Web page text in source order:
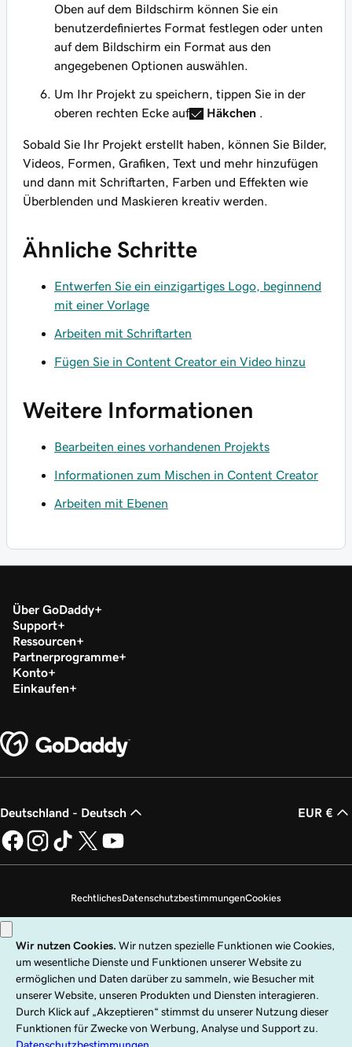
Oben auf dem Bildschirm können Sie ein
benutzerdefiniertes Format festlegen oder unten
auf dem Bildschirm ein Format aus den
angegebenen Optionen auswählen.
Um Ihr Projekt zu speichern, tippen Sie in der
oberen rechten Ecke auf
Häkchen.
Sobald Sie Ihr Projekt erstellt haben, können Sie Bilder,
Videos, Formen, Grafiken, Text und mehr hinzufügen
und dann mit Schriftarten, Farben und Effekten wie
Überblenden und Maskieren kreativ werden.
Ähnliche Schritte
Entwerfen Sie ein einzigartiges Logo, beginnend
mit einer Vorlage
Arbeiten mit Schriftarten
Fügen Sie in Content Creator ein Video hinzu
Weitere Informationen
Bearbeiten eines vorhandenen Projekts
Informationen zum Mischen in Content Creator
Arbeiten mit Ebenen
Über GoDaddy
Support
Ressourcen
Partnerprogramme
Konto
Einkaufen
Deutschland - Deutsch EUR €
RechtlichesDatenschutzbestimmungenCookies
Copyright © 1999 – 2026 GoDaddy Operating Company, LLC. Alle Rechte
vorbehalten. Die Wortmarke GoDaddy ist eine eingetragene Marke von
„GO“-Logo ist eine eingetragene Marke von GoDaddy.com, LLC in den USA.
Die Nutzung dieser Website unterliegt ausdrücklichen Nutzungsbedingungen.